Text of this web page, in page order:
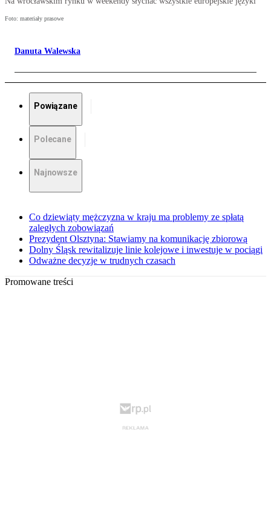
Foto: materiały prasowe
Danuta Walewska
Powiązane
Polecane
Najnowsze
Co dziewiąty mężczyzna w kraju ma problemy ze spłatą
zaległych zobowiązań
Prezydent Olsztyna: Stawiamy na komunikację zbiorową
Dolny Śląsk rewitalizuje linie kolejowe i inwestuje w pociągi
Odważne decyzje w trudnych czasach
Promowane treści